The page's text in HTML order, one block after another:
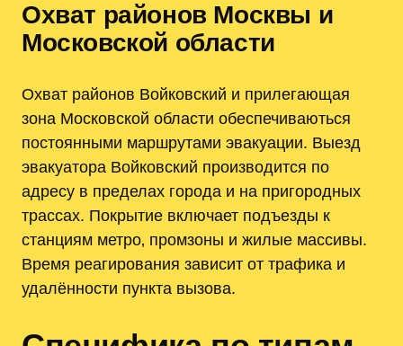
Охват районов Москвы и
Московской области
Охват районов Войковский и прилегающая
зона Московской области обеспечиваються
постоянными маршрутами эвакуации. Выезд
эвакуатора Войковский производится по
адресу в пределах города и на пригородных
трассах. Покрытие включает подъезды к
станциям метро‚ промзоны и жилые массивы.
Время реагирования зависит от трафика и
удалённости пункта вызова.